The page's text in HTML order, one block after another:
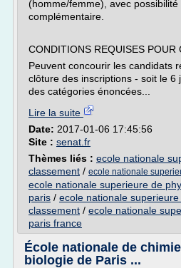
(homme/femme), avec possibilité
complémentaire.
CONDITIONS REQUISES POUR
Peuvent concourir les candidats
clôture des inscriptions - soit le 6
des catégories énoncées...
Lire la suite
Date: 2017-01-06 17:45:56
Site : senat.fr
Thèmes liés : ecole nationale
classement / ecole nationale
ecole nationale superieure de
paris / ecole nationale
classement / ecole nationale
paris france
École nationale de
biologie de Paris ...